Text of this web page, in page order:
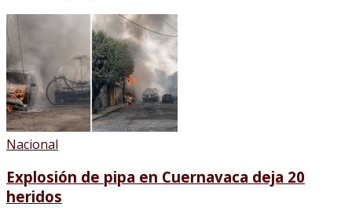
Nacional
Explosión de pipa en Cuernavaca deja 20
heridos